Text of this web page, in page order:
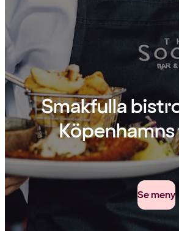
Smakfulla
Se meny